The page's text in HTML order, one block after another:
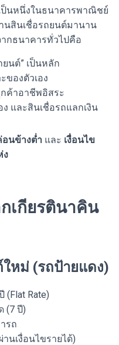
ป็นหนึ่งในธนาคารพาณิชย์
นสินเชื่อรถยนต์มานาน
กธนาคารทั่วไปคือ
ยนต์” เป็นหลัก
ของตัวเอง
ค้าอาชีพอิสระ
และสินเชื่อรถแลกเงิน
อนข้างต่ำ และ เงื่อนไข
ง
เกียรตินาคิน
หม่ (รถป้ายแดง)
(Flat Rate)
(7 ปี)
รถ
นเงื่อนไขรายได้)